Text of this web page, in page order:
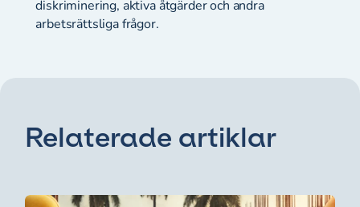
diskriminering, aktiva åtgärder och andra
arbetsrättsliga frågor.
Relaterade artiklar